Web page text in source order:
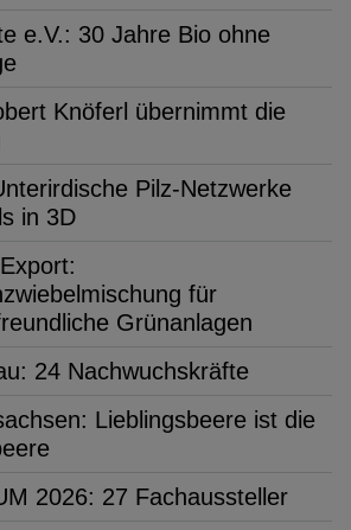
e.V.: 30 Jahre Bio ohne
Knöferl übernimmt die
Pilz-Netzwerke
in 3D
für
Grünanlagen
24 Nachwuchskräfte
Lieblingsbeere ist die
2026: 27 Fachaussteller